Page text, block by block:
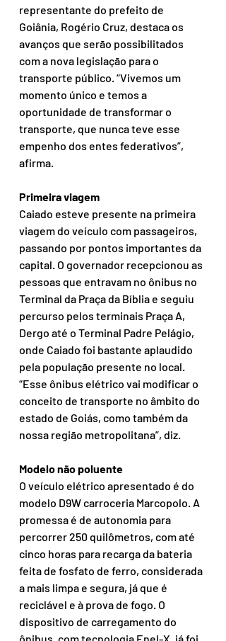
representante do prefeito de
Goiânia, Rogério Cruz, destaca os
avanços que serão possibilitados
com a nova legislação para o
transporte público. “Vivemos um
momento único e temos a
oportunidade de transformar o
transporte, que nunca teve esse
empenho dos entes federativos”,
afirma.
Primeira viagem
Caiado esteve presente na primeira
viagem do veículo com passageiros,
passando por pontos importantes da
capital. O governador recepcionou as
pessoas que entravam no ônibus no
Terminal da Praça da Bíblia e seguiu
percurso pelos terminais Praça A,
Dergo até o Terminal Padre Pelágio,
onde Caiado foi bastante aplaudido
pela população presente no local.
“Esse ônibus elétrico vai modificar o
conceito de transporte no âmbito do
estado de Goiás, como também da
nossa região metropolitana”, diz.
Modelo não poluente
O veículo elétrico apresentado é do
modelo D9W carroceria Marcopolo. A
promessa é de autonomia para
percorrer 250 quilômetros, com até
cinco horas para recarga da bateria
feita de fosfato de ferro, considerada
a mais limpa e segura, já que é
reciclável e à prova de fogo. O
dispositivo de carregamento do
ônibus, com tecnologia Enel-X, já foi